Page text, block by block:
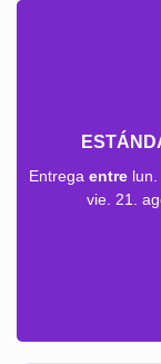
Este producto
un
original para
Imagina qué
pensado